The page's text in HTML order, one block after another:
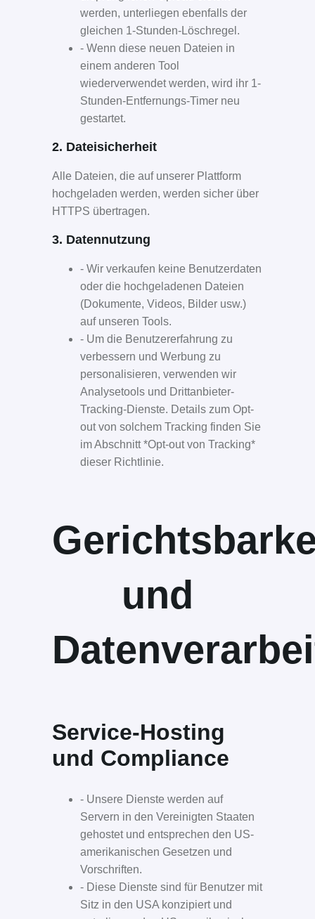
werden, unterliegen ebenfalls der
gleichen 1-Stunden-Löschregel.
- Wenn diese neuen Dateien in
einem anderen Tool
wiederverwendet werden, wird ihr 1-
Stunden-Entfernungs-Timer neu
gestartet.
2. Dateisicherheit
Alle Dateien, die auf unserer Plattform
hochgeladen werden, werden sicher über
HTTPS übertragen.
3. Datennutzung
- Wir verkaufen keine Benutzerdaten
oder die hochgeladenen Dateien
(Dokumente, Videos, Bilder usw.)
auf unseren Tools.
- Um die Benutzererfahrung zu
verbessern und Werbung zu
personalisieren, verwenden wir
Analysetools und Drittanbieter-
Tracking-Dienste. Details zum Opt-
out von solchem Tracking finden Sie
im Abschnitt *Opt-out von Tracking*
dieser Richtlinie.
und
Service-Hosting
und Compliance
- Unsere Dienste werden auf
Servern in den Vereinigten Staaten
gehostet und entsprechen den US-
amerikanischen Gesetzen und
Vorschriften.
- Diese Dienste sind für Benutzer mit
Sitz in den USA konzipiert und